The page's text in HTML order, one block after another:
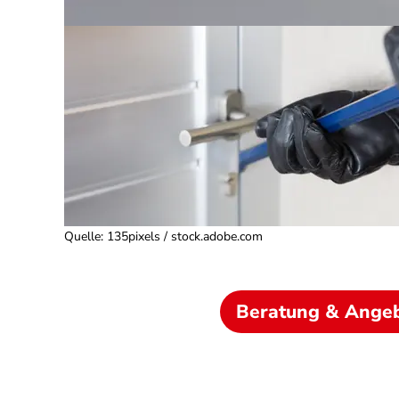
Quelle: 135pixels / stock.adobe.com
Beratung &